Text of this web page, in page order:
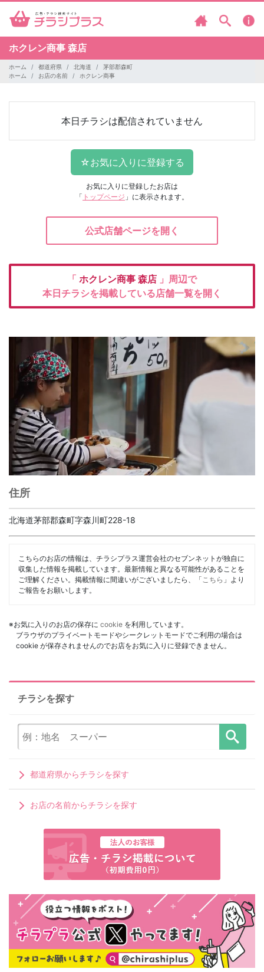
ホクレン商事 森店
ホーム 都道府県 北海道
茅部郡森町
ホーム
お店の名前 ホクレン商事
本日チラシは配信されていません
お気に入りに登録したお店は
「 トップページ 」に表示されます。
公式店舗ページを開く
「 ホクレン商事 森店 」周辺で
本日チラシを掲載している店舗一覧を開く
住所
北海道茅部郡森町字森川町228-18
こちらのお店の情報は、チラシプラス運営会社のセブンネットが独自に
収集した情報を掲載しています。最新情報と異なる可能性があることを
ご理解ください。掲載情報に間違いがございましたら、「 こちら 」より
ご報告をお願いします。
※お気に入りのお店の保存に cookie を利用しています。
ブラウザのプライベートモードやシークレットモードでご利用の場合は
cookie が保存されませんのでお店をお気に入りに登録できません。
チラシを探す
都道府県からチラシを探す
お店の名前からチラシを探す